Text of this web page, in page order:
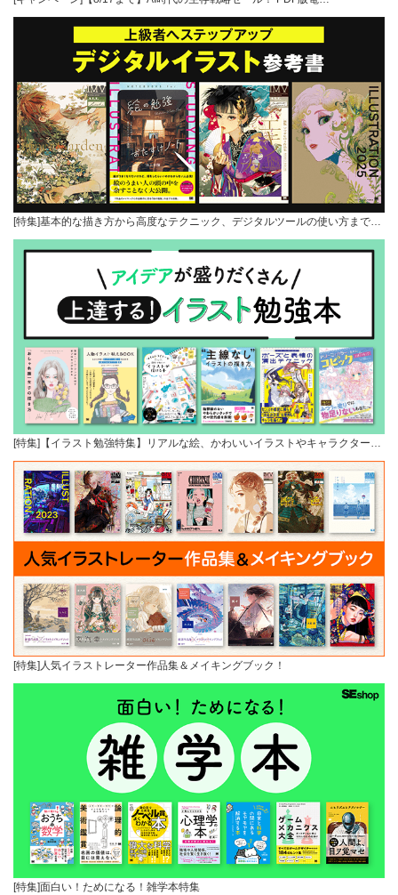
[特集]基本的な描き方から高度なテクニック、デジタルツールの使い方まで…
[特集]【イラスト勉強特集】リアルな絵、かわいいイラストやキャラクター…
[特集]人気イラストレーター作品集＆メイキングブック！
[特集]面白い！ためになる！雑学本特集